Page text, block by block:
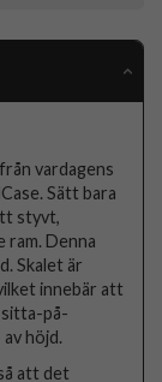
vardagens
Sätt bara
styvt,
ram. Denna
Skalet är
innebär att
på-
höjd.
att det